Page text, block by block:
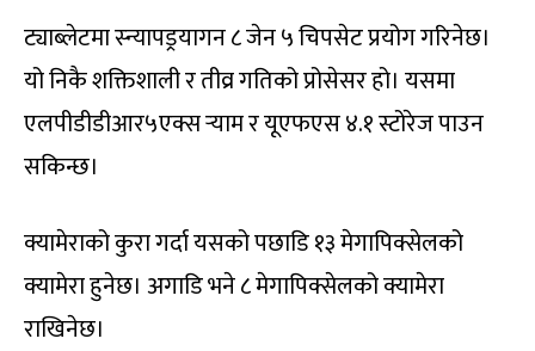
ट्याब्लेटमा स्न्यापड्रयागन ८ जेन ५ चिपसेट प्रयोग गरिनेछ।
यो निकै शक्तिशाली र तीव्र गतिको प्रोसेसर हो। यसमा
एलपीडीडीआर५एक्स र्‍याम र यूएफएस ४.१ स्टोरेज पाउन
सकिन्छ।
क्यामेराको कुरा गर्दा यसको पछाडि १३ मेगापिक्सेलको
क्यामेरा हुनेछ। अगाडि भने ८ मेगापिक्सेलको क्यामेरा
राखिनेछ।